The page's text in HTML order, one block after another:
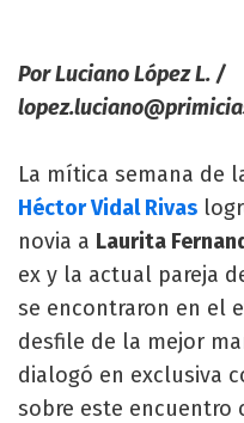
Por Luciano López L. /
La mítica semana de
Héctor Vidal Rivas
novia a Laurita
ex y la actual pareja
se encontraron en el
desfile de la mejor
dialogó en exclusiva
sobre este encuentro